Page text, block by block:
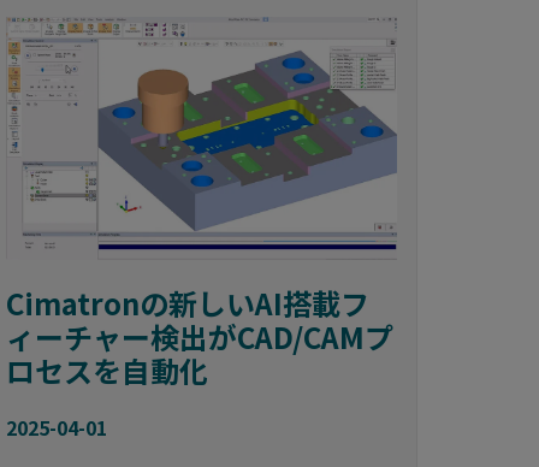
Cimatronの新しいAI搭載フ
ィーチャー検出がCAD/CAMプ
ロセスを自動化
2025-04-01